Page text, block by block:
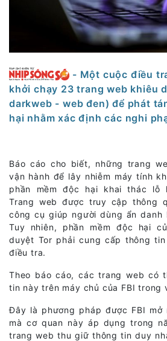
- Một cuộc điều
khởi chạy 23 trang web khiêu
darkweb - web đen) để phát
hại nhằm xác định các nghi
Báo cáo cho biết, những trang
vận hành để lây nhiễm máy tính
phần mềm độc hại khai thác lỗ
Trang web được truy cập thông
công cụ giúp người dùng ẩn danh
Tuy nhiên, phần mềm độc hại
duyệt Tor phải cung cấp thông
điều tra.
Theo báo cáo, các trang web có
tin này trên máy chủ của FBI trong
Đây là phương pháp được FBI
mà cơ quan này áp dụng trong
trang web thu giữ thông tin duy